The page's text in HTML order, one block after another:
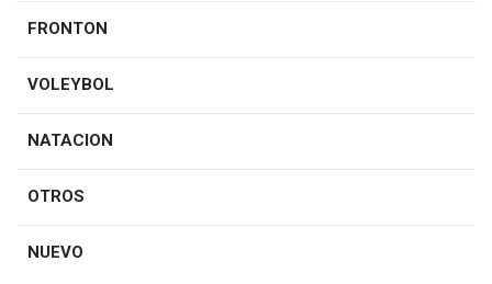
FRONTON
VOLEYBOL
NATACION
OTROS
NUEVO